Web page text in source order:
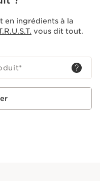
en ingrédients à la
vous dit tout.
*